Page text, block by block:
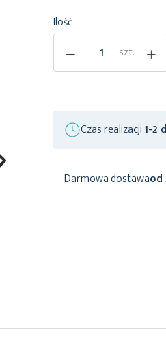
Ilość
- szt. +
Czas realizacji1-2
Darmowa dostawaod